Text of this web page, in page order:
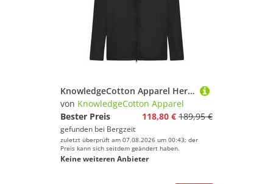
KnowledgeCotton Apparel Herren Vent Ripstop 90 Jacke
von KnowledgeCotton Apparel
Bester Preis
118,80 € 189,95 €
gefunden bei Bergzeit
zuletzt überprüft am 07.08.2026 um 00:43; der
Preis kann sich seitdem geändert haben.
Keine weiteren Anbieter